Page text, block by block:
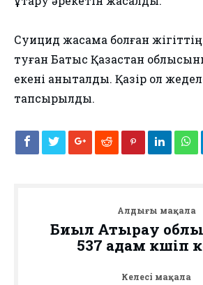
Суицид жасамақ болған
туған Батыс Қазақстан
екені анықталды. Қазір ол
тапсырылды.
Алдыңғы мақала
Биыл Атырау
537 адам көшіп
Келесі мақала